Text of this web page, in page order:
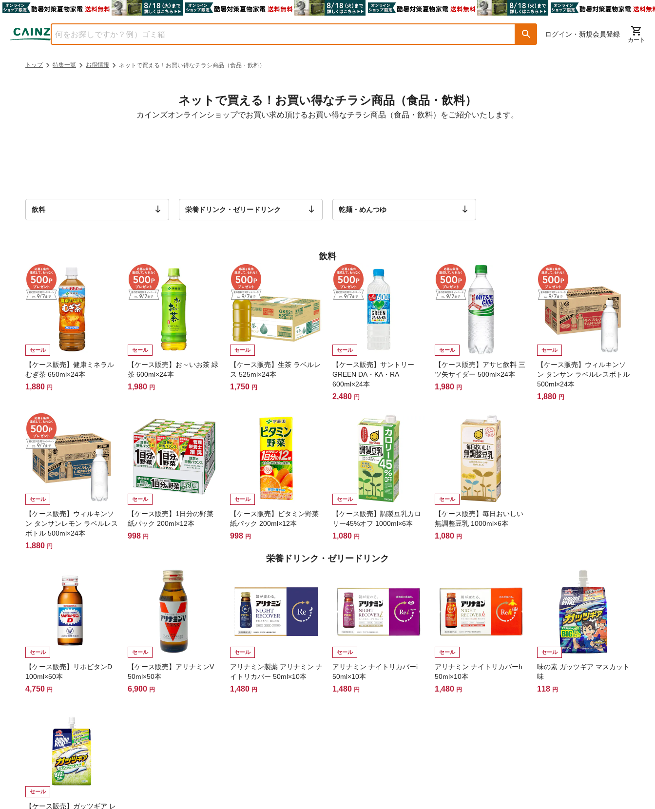
ログイン・新規会員登録
カート
トップ 特集一覧 お得情報 ネットで買える！お買い得なチラシ商品（食品・飲料）
ネットで買える！お買い得なチラシ商品（食品・飲料）
カインズオンラインショップでお買い求め頂けるお買い得なチラシ商品（食品・飲料）をご紹介いたします。
飲料 栄養ドリンク・ゼリードリンク 乾麺・めんつゆ
飲料
セール
【ケース販売】健康ミネラル
むぎ茶 650ml×24本
1,880 円
セール
【ケース販売】お～いお茶 緑
茶 600ml×24本
1,980 円
セール
【ケース販売】生茶 ラベルレ
ス 525ml×24本
1,750 円
セール
【ケース販売】サントリー
GREEN DA・KA・RA
600ml×24本
2,480 円
セール
【ケース販売】アサヒ飲料 三
ツ矢サイダー 500ml×24本
1,980 円
セール
【ケース販売】ウィルキンソ
ン タンサン ラベルレスボトル
500ml×24本
1,880 円
セール
【ケース販売】ウィルキンソ
ン タンサンレモン ラベルレス
ボトル 500ml×24本
1,880 円
セール
【ケース販売】1日分の野菜
紙パック 200ml×12本
998 円
セール
【ケース販売】ビタミン野菜
紙パック 200ml×12本
998 円
セール
【ケース販売】調製豆乳カロ
リー45%オフ 1000ml×6本
1,080 円
セール
【ケース販売】毎日おいしい
無調整豆乳 1000ml×6本
1,080 円
栄養ドリンク・ゼリードリンク
セール
【ケース販売】リポビタンD
100ml×50本
4,750 円
セール
【ケース販売】アリナミンV
50ml×50本
6,900 円
セール
アリナミン製薬 アリナミン ナ
イトリカバー 50ml×10本
1,480 円
セール
アリナミン ナイトリカバーi
50ml×10本
1,480 円
セール
アリナミン ナイトリカバーh
50ml×10本
1,480 円
セール
味の素 ガッツギア マスカット
味
118 円
セール
【ケース販売】ガッツギア レ